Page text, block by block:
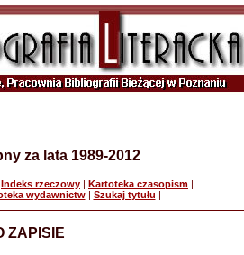
za lata 1989-2012
Indeks rzeczowy | Kartoteka czasopism |
wydawnictw| Szukaj tytułu |
ZAPISIE